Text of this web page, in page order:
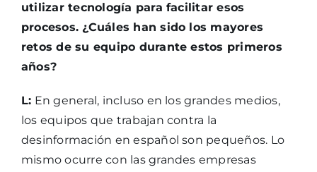
utilizar tecnología para facilitar esos
procesos. ¿Cuáles han sido los mayores
retos de su equipo durante estos primeros
años?
L: En general, incluso en los grandes medios,
los equipos que trabajan contra la
desinformación en español son pequeños. Lo
mismo ocurre con las grandes empresas